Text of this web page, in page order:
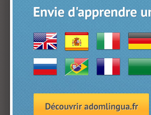
L’Esperanto et
Deux Visions
pour une
Internationale
Apprendre une
tweetant ?